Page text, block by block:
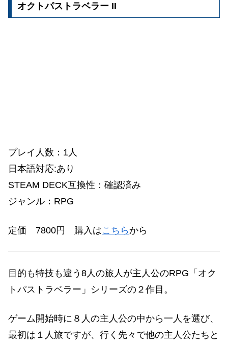
オクトパストラベラー II
プレイ人数：1人
日本語対応:あり
STEAM DECK互換性：確認済み
ジャンル：RPG
定価 7800円 購入はこちらから
目的も特技も違う8人の旅人が主人公のRPG「オク
トパストラベラー」シリーズの２作目。
ゲーム開始時に８人の主人公の中から一人を選び、
最初は１人旅ですが、行く先々で他の主人公たちと